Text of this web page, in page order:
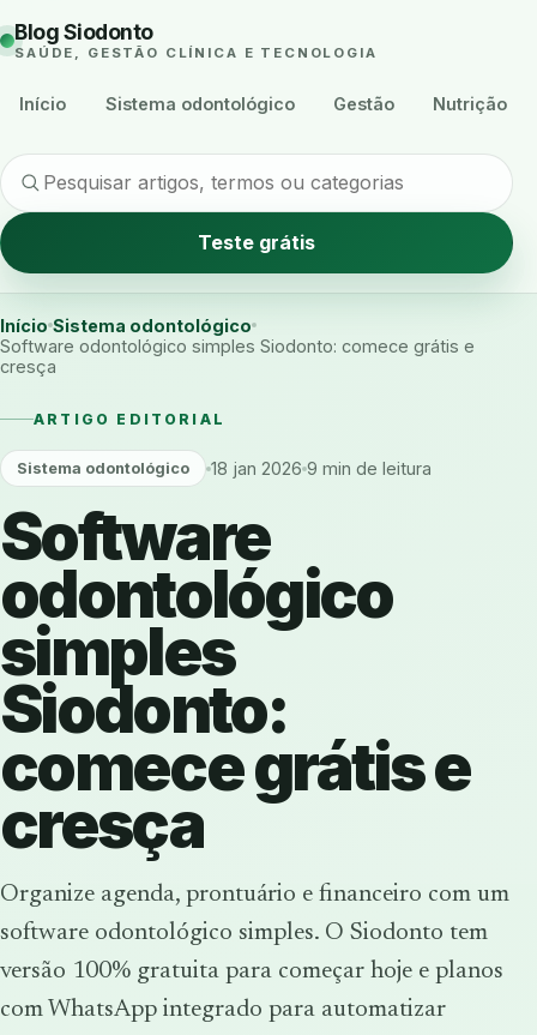
Blog Siodonto
SAÚDE, GESTÃO CLÍNICA E TECNOLOGIA
Início Sistema odontológico Gestão Nutrição
Teste grátis
Início Sistema odontológico
Software odontológico simples Siodonto: comece grátis e
cresça
ARTIGO EDITORIAL
Sistema odontológico 18 jan 2026 9 min de leitura
Software
odontológico
simples
Siodonto:
comece grátis e
cresça
Organize agenda, prontuário e financeiro com um
software odontológico simples. O Siodonto tem
versão 100% gratuita para começar hoje e planos
com WhatsApp integrado para automatizar